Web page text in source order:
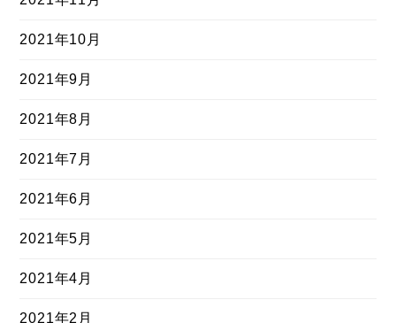
2021年10月
2021年9月
2021年8月
2021年7月
2021年6月
2021年5月
2021年4月
2021年2月